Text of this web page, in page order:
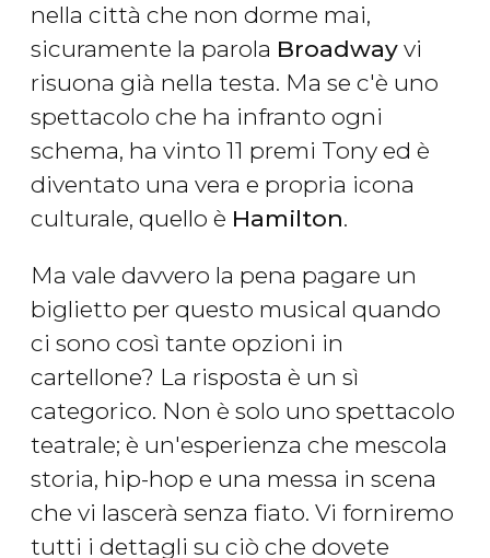
nella città che non dorme mai,
sicuramente la parola Broadway vi
risuona già nella testa. Ma se c'è uno
spettacolo che ha infranto ogni
schema, ha vinto 11 premi Tony ed è
diventato una vera e propria icona
culturale, quello è Hamilton.
Ma vale davvero la pena pagare un
biglietto per questo musical quando
ci sono così tante opzioni in
cartellone? La risposta è un sì
categorico. Non è solo uno spettacolo
teatrale; è un'esperienza che mescola
storia, hip-hop e una messa in scena
che vi lascerà senza fiato. Vi forniremo
tutti i dettagli su ciò che dovete